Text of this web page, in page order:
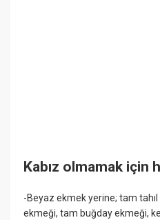
Kabız olmamak için
-Beyaz ekmek yerine; tam
ekmeği, tam buğday ekmeği,